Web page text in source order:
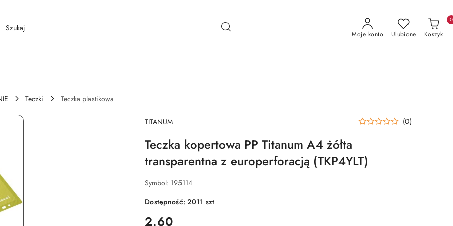
Moje konto Ulubione Koszyk
0
Teczki
Teczka plastikowa
NAZWA
PRODUCENTA:
TITANUM (0)
Teczka kopertowa PP Titanum A4 żółta
transparentna z europerforacją (TKP4YLT)
Symbol: 195114
Dostępność:2011 szt
cena:
2.60